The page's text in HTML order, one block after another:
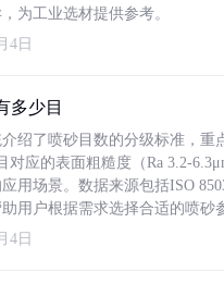
为工业选材提供参考。
4日
多少目
绍了喷砂目数的分级标准，重
对应的表面粗糙度（Ra 3.2-
应用场景。数据来源包括ISO
用户根据需求选择合适的喷砂
4日